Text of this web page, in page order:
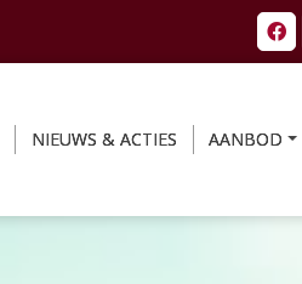
NIEUWS & ACTIES AANBOD